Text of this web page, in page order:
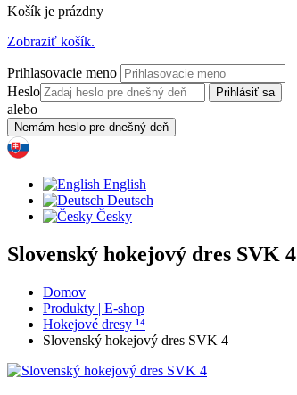
Košík je prázdny
Zobraziť košík.
Prihlasovacie meno
Heslo
alebo
English
Deutsch
Česky
Slovenský hokejový dres SVK 4
Domov
Produkty | E-shop
Hokejové dresy ¹⁴
Slovenský hokejový dres SVK 4